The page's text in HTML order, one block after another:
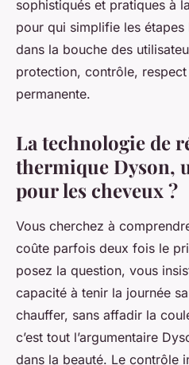
sophistiqués et pratiques à
pour qui simplifie les
dans la bouche des
protection, contrôle,
permanente.
La technologie de
thermique Dyson,
pour les cheveux ?
Vous cherchez à
coûte parfois deux fois le
posez la question, vous
capacité à tenir la journée
chauffer, sans affadir la
c’est tout l’argumentaire
dans la beauté. Le contrôle